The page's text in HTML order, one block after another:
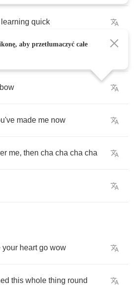
learning quick
bow
made me now
me, then cha cha cha cha
your heart go wow
this whole thing round
aby przetłumaczyć całe